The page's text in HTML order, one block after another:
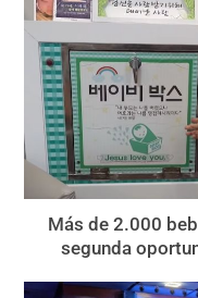
Más de 2.000
segunda